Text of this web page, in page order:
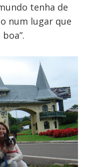
tenha de
num lugar que